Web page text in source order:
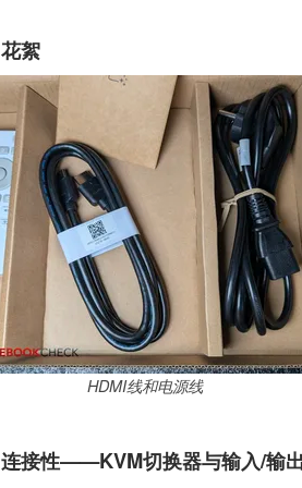
花絮
HDMI线和电源线
连接性——KVM切换器与输入/输